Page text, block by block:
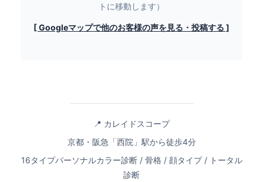
トに移動します）
[ Googleマップで他のお客様の声を見る・投稿する ]
━━━━━━━━━━━━━━━
📍 カレイドスコープ
京都・阪急「西院」駅から徒歩4分
16タイプパーソナルカラー診断 / 骨格 / 顔タイプ / トータル
診断